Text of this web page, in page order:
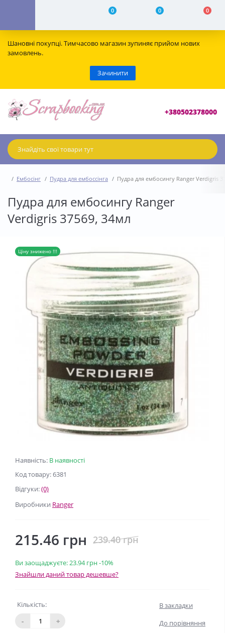
0 0 0
Шановні покупці. Тимчасово магазин зупиняє прийом нових
замовлень.
Зачинити
+380502378000
Ембосінг Пудра для ембоссінга Пудра для ембосингу Ranger Verdigris
Пудра для ембосингу Ranger
Verdigris 37569, 34мл
Наявність: В наявності
Код товару: 6381
Відгуки:(0)
Виробники Ranger
Ціну знижено !!!
215.46 грн 239.40 грн
Ви заощаджуєте:23.94 грн-10%
Знайшли даний товар дешевше?
Кількість:
-
+
В закладки
До порівняння